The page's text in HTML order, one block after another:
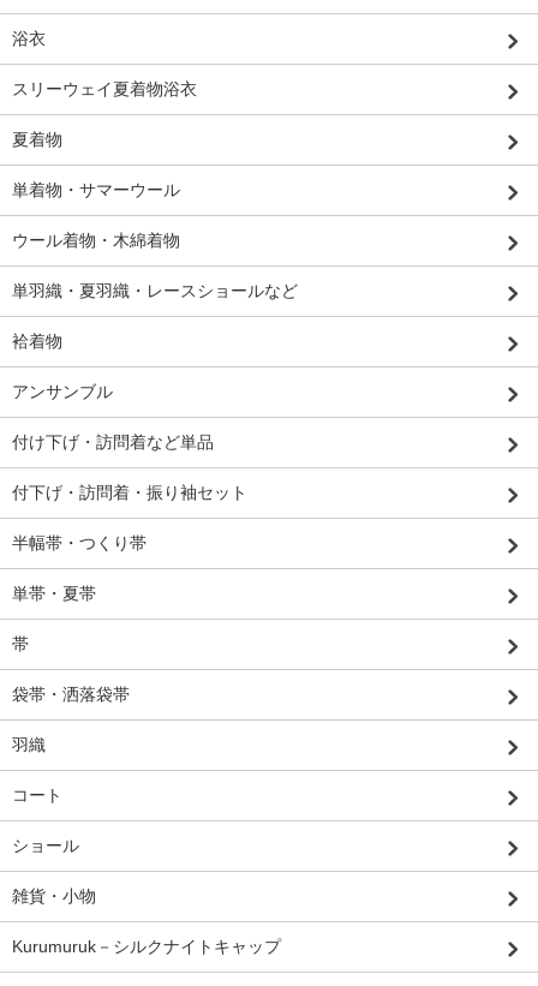
浴衣
スリーウェイ夏着物浴衣
夏着物
単着物・サマーウール
ウール着物・木綿着物
単羽織・夏羽織・レースショールなど
袷着物
アンサンブル
付け下げ・訪問着など単品
付下げ・訪問着・振り袖セット
半幅帯・つくり帯
単帯・夏帯
帯
袋帯・洒落袋帯
羽織
コート
ショール
雑貨・小物
Kurumuruk－シルクナイトキャップ